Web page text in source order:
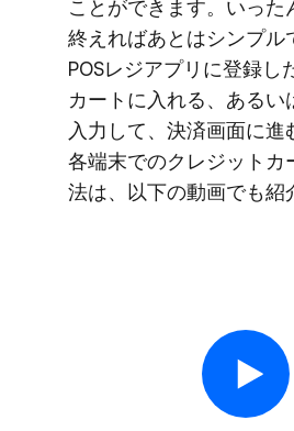
ことができます。​いった
終えれば​あとは​シンプル
POSレジアプリに​登録し
カートに​入れる、​あるい
入力して、​決済画面に​進
各端末での​クレジットカ
法は、​以下の​動画でも​紹